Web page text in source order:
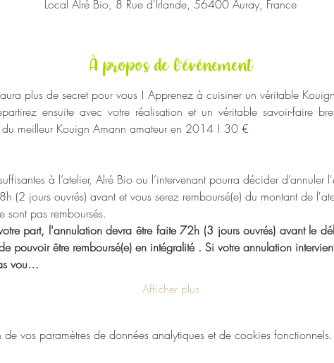
Local Alré Bio, 8 Rue d'Irlande, 56400 Auray, France
À propos de l'événement
plus de secret pour vous ! Apprenez à cuisiner un véritable
ensuite avec votre réalisation et un véritable savoir-faire
meilleur Kouign Amann amateur en 2014 ! 30 €
à l’atelier, Alré Bio ou l’intervenant pourra décider d’annuler
(2 jours ouvrés) avant et vous serez remboursé(e) du montant de
sont pas remboursés.
part, l'annulation devra être faite 72h (3 jours ouvrés) avant le
être remboursé(e) en intégralité . Si votre annulation
vou…
Afficher plus
vos paramètres de données analytiques et de cookies fonctionnels.